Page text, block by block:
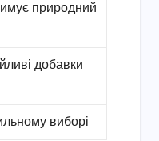
природний
добавки
виборі